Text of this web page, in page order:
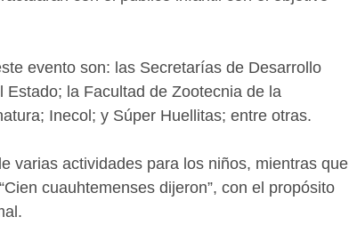
evento son: las Secretarías de Desarrollo
la Facultad de Zootecnia de la
Inecol; y Súper Huellitas; entre otras.
varias actividades para los niños, mientras que
cuauhtemenses dijeron”, con el propósito